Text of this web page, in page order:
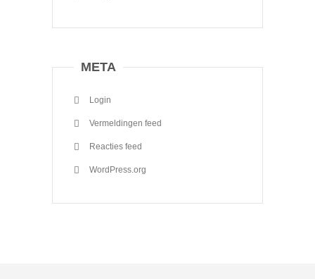
META
Login
Vermeldingen feed
Reacties feed
WordPress.org